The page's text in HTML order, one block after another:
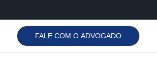
FALE COM O ADVOGADO